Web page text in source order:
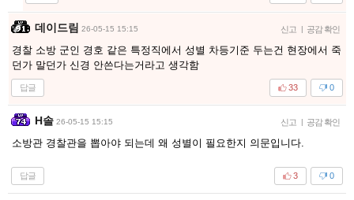
데이드림 26-05-15 15:15 신고 | 공감 확인
경찰 소방 군인 경호 같은 특정직에서 성별 차등기준 두는건 현장에서 죽
던가 말던가 신경 안쓴다는거라고 생각함
답글 0
33
H솔 26-05-15 15:15 신고 | 공감 확인
소방관 경찰관을 뽑아야 되는데 왜 성별이 필요한지 의문입니다.
답글 0
3